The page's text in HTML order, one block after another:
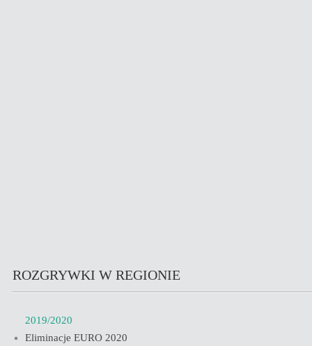
ROZGRYWKI W REGIONIE
2019/2020
Eliminacje EURO 2020